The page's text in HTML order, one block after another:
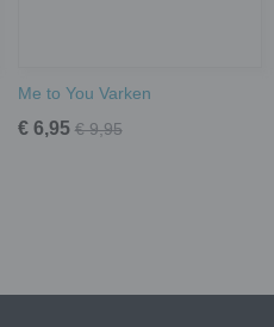
Me to You Varken
€ 6,95 € 9,95